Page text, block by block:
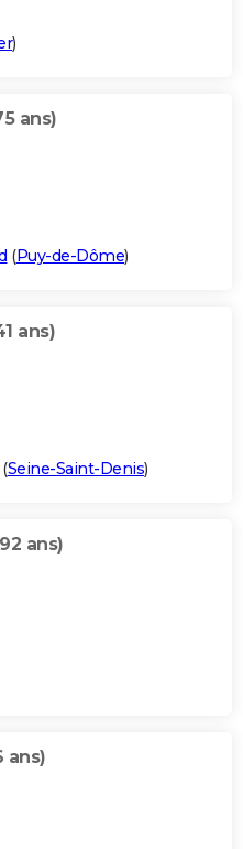
)
ans)
(Puy-de-Dôme)
ans)
(Seine-Saint-Denis)
ans)
ans)